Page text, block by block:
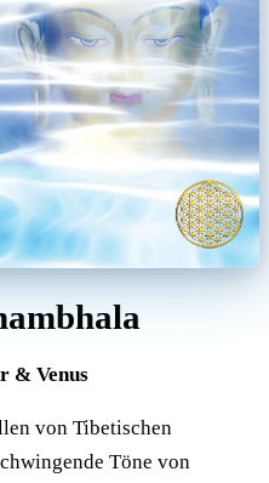
& Venus
von Tibetischen
Töne von